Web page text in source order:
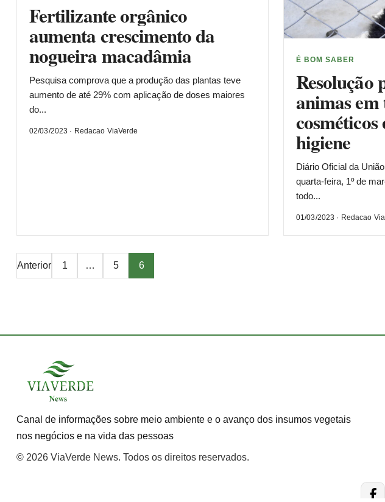
Fertilizante orgânico
aumenta crescimento da
nogueira macadâmia
Pesquisa comprova que a produção das plantas teve
aumento de até 29% com aplicação de doses maiores
do...
02/03/2023 · Redacao ViaVerde
É BOM SABER
Resolução
animas em
higiene
Diário Oficial da
quarta-feira, 1º de
todo...
01/03/2023 · Redacao
Paginação
Anterior 1 … 5 6
Canal de informações sobre meio ambiente e o avanço dos insumos vegetais
nos negócios e na vida das pessoas
© 2026 ViaVerde News. Todos os direitos reservados.